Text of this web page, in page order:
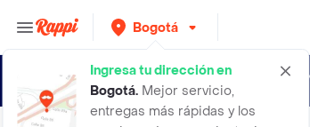
Bogotá
Ingresa tu dirección en
Bogotá. Mejor servicio,
entregas más rápidas y los